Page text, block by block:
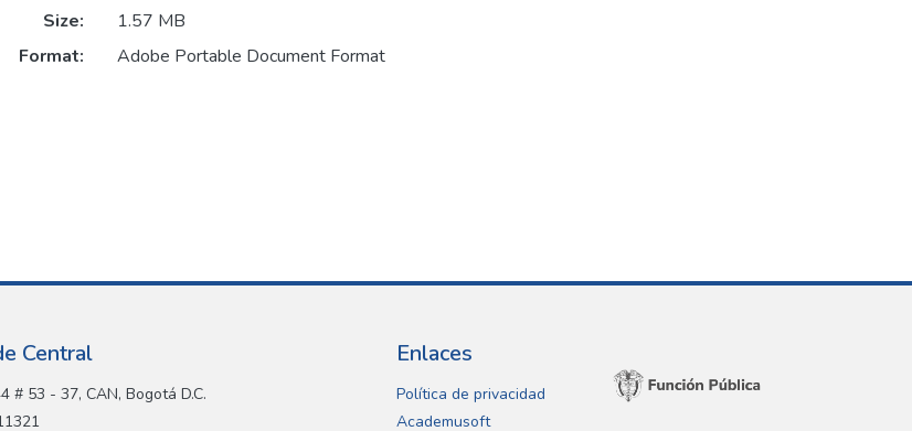
Size:
1.57 MB
Format:
Adobe Portable Document Format
Central
# 53 - 37, CAN, Bogotá D.C.
Enlaces
Política de privacidad
Academusoft